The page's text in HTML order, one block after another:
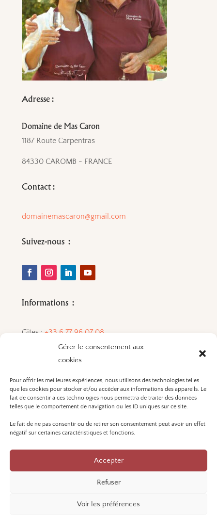
Gérer le consentement aux
cookies
Pour offrir les meilleures expériences, nous utilisons des technologies telles
que les cookies pour stocker et/ou accéder aux informations des appareils. Le
fait de consentir à ces technologies nous permettra de traiter des données
telles que le comportement de navigation ou les ID uniques sur ce site.
Le fait de ne pas consentir ou de retirer son consentement peut avoir un effet
négatif sur certaines caractéristiques et fonctions.
Accepter
Refuser
Voir les préférences
Adresse :
Domaine de Mas Caron
1187 Route Carpentras
84330 CAROMB - FRANCE
Contact :
domainemascaron@gmail.com
Suivez-nous :
Informations :
Gîtes : +33 6 77 96 07 08
L'ABUS D'ALCOOL EST
DANGEREUX POUR LA SANTÉ. A
CONSOMMER AVEC
MODÉRATION.
Mentions légales et politique de confidentialité
Réalisation Atelier Robin Martinez ©2025